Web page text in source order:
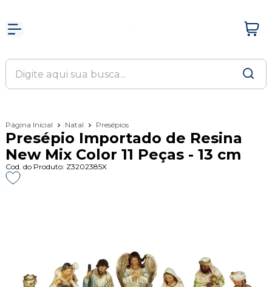
Página Inicial Natal Presépios
Presépio Importado de Resina
New Mix Color 11 Peças - 13 cm
Cod. do Produto: Z3202385X